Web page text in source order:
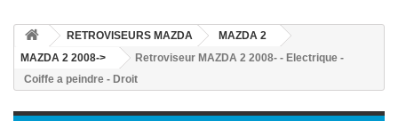
RETROVISEURS MAZDA
MAZDA 2
MAZDA 2 2008->
Retroviseur MAZDA 2 2008- - Electrique -
Coiffe a peindre - Droit